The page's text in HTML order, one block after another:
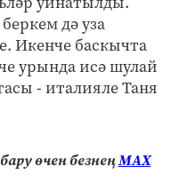
дә уза
Икенче баскычта
урында исә шулай
- италияле Таня
өчен безнеңМАХ